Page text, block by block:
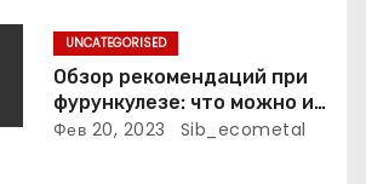
UNCATEGORISED
Обзор рекомендаций при
фурункулезе: что можно и
что нельзя делать
Фев 20, 2023 Sib_ecometal